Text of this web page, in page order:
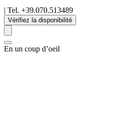
| Tel. +39.070.513489
Vérifiez la disponibilité
En un coup d’oeil